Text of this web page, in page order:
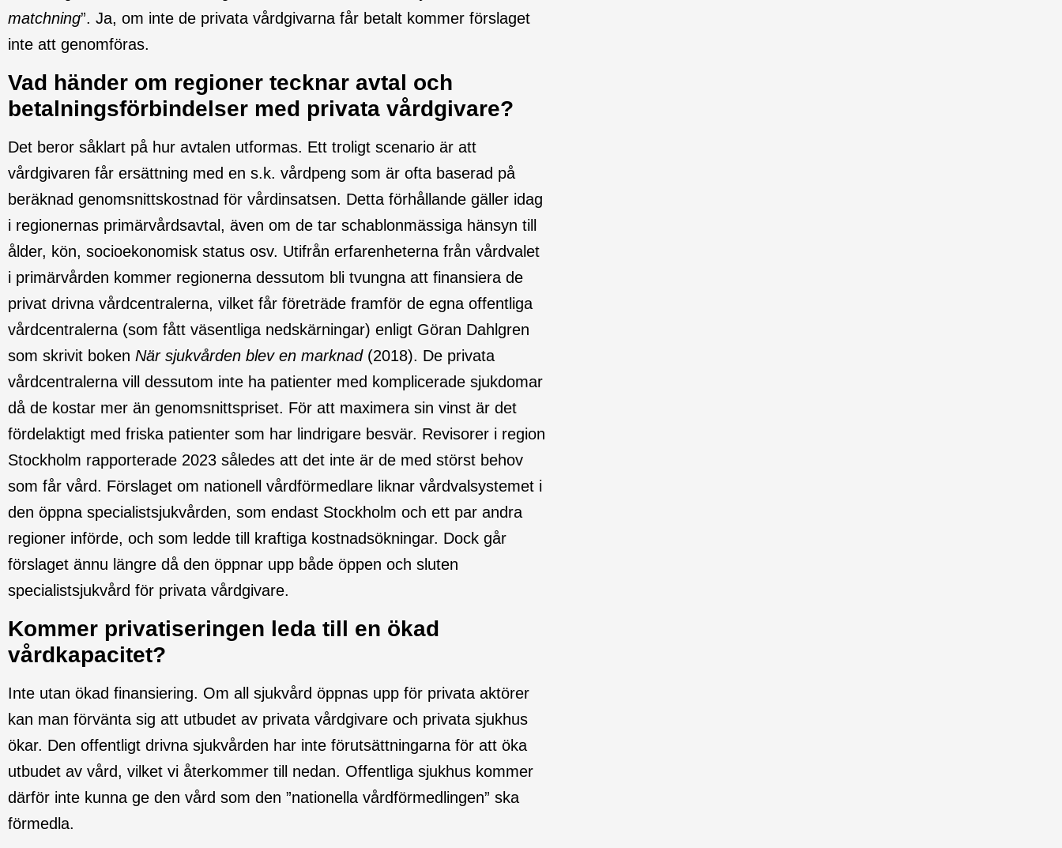
matchning”. Ja, om inte de privata vårdgivarna får betalt kommer förslaget
inte att genomföras.
Vad händer om regioner tecknar avtal och
betalningsförbindelser med privata vårdgivare?
Det beror såklart på hur avtalen utformas. Ett troligt scenario är att
vårdgivaren får ersättning med en s.k. vårdpeng som är ofta baserad på
beräknad genomsnittskostnad för vårdinsatsen. Detta förhållande gäller idag
i regionernas primärvårdsavtal, även om de tar schablonmässiga hänsyn till
ålder, kön, socioekonomisk status osv. Utifrån erfarenheterna från vårdvalet
i primärvården kommer regionerna dessutom bli tvungna att finansiera de
privat drivna vårdcentralerna, vilket får företräde framför de egna offentliga
vårdcentralerna (som fått väsentliga nedskärningar) enligt Göran Dahlgren
som skrivit boken När sjukvården blev en marknad (2018). De privata
vårdcentralerna vill dessutom inte ha patienter med komplicerade sjukdomar
då de kostar mer än genomsnittspriset. För att maximera sin vinst är det
fördelaktigt med friska patienter som har lindrigare besvär. Revisorer i region
Stockholm rapporterade 2023 således att det inte är de med störst behov
som får vård. Förslaget om nationell vårdförmedlare liknar vårdvalsystemet i
den öppna specialistsjukvården, som endast Stockholm och ett par andra
regioner införde, och som ledde till kraftiga kostnadsökningar. Dock går
förslaget ännu längre då den öppnar upp både öppen och sluten
specialistsjukvård för privata vårdgivare.
Kommer privatiseringen leda till en ökad
vårdkapacitet?
Inte utan ökad finansiering. Om all sjukvård öppnas upp för privata aktörer
kan man förvänta sig att utbudet av privata vårdgivare och privata sjukhus
ökar. Den offentligt drivna sjukvården har inte förutsättningarna för att öka
utbudet av vård, vilket vi återkommer till nedan. Offentliga sjukhus kommer
därför inte kunna ge den vård som den ”nationella vårdförmedlingen” ska
förmedla.